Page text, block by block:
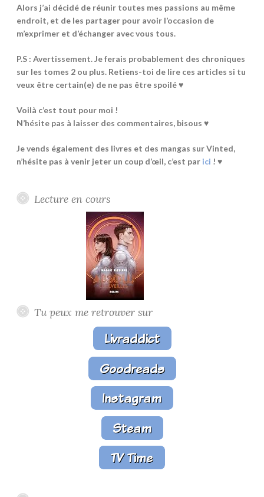
Alors j’ai décidé de réunir toutes mes passions au même
endroit, et de les partager pour avoir l’occasion de
m’exprimer et d’échanger avec vous tous.
P.S : Avertissement. Je ferais probablement des chroniques
sur les tomes 2 ou plus. Retiens-toi de lire ces articles si tu
veux être certain(e) de ne pas être spoilé ♥
Voilà c’est tout pour moi !
N’hésite pas à laisser des commentaires, bisous ♥
Je vends également des livres et des mangas sur Vinted,
n’hésite pas à venir jeter un coup d’œil, c’est par ici ! ♥
Lecture en cours
Tu peux me retrouver sur